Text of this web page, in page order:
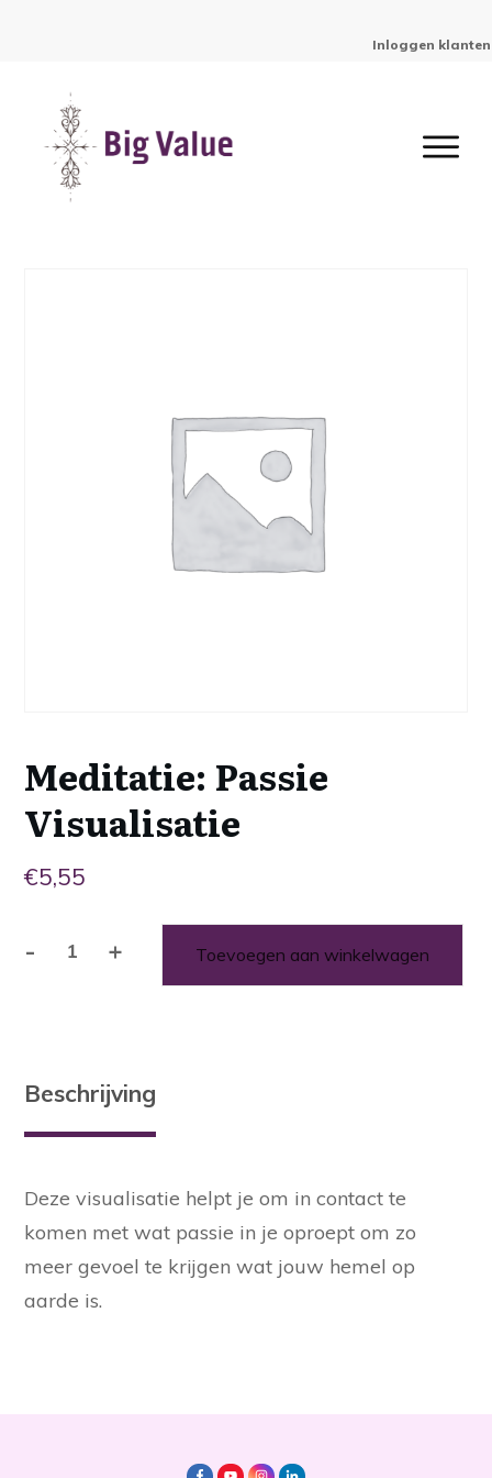
Inloggen klanten
Meditatie: Passie
Visualisatie
€5,55
- + Toevoegen aan winkelwagen
Beschrijving
Deze visualisatie helpt je om in contact te
komen met wat passie in je oproept om zo
meer gevoel te krijgen wat jouw hemel op
aarde is.